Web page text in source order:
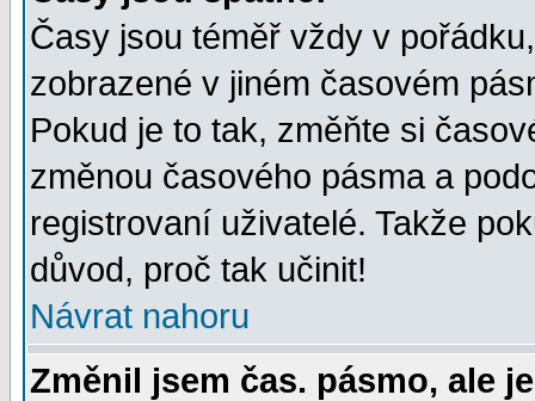
Časy jsou téměř vždy v
zobrazené v jiném časovém
Pokud je to tak, změňte si
změnou časového pásma a
registrovaní uživatelé. Takže
důvod, proč tak učinit!
Návrat nahoru
Změnil jsem čas. pásmo, ale